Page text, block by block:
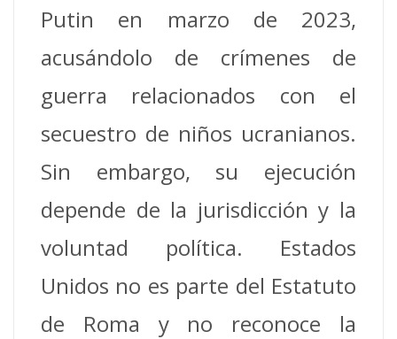
Putin en marzo de 2023,
acusándolo de crímenes de
guerra relacionados con el
secuestro de niños ucranianos.
Sin embargo, su ejecución
depende de la jurisdicción y la
voluntad política. Estados
Unidos no es parte del Estatuto
de Roma y no reconoce la